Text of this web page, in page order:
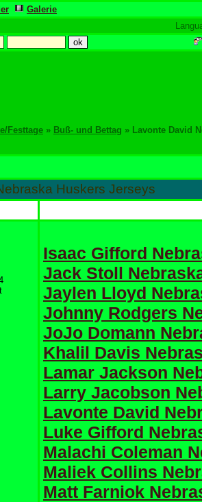
Galerie
Festtage » Buß- und Bettag » Lavonte David
Huskers Jerseys
Isaac Gifford
Jack Stoll
Jaylen Lloyd
Johnny Rodgers
JoJo Domann
Khalil Davis
Lamar Jackson
Larry Jacobson
Lavonte David
Luke Gifford
Malachi Coleman
Maliek Collins
Matt Farniok